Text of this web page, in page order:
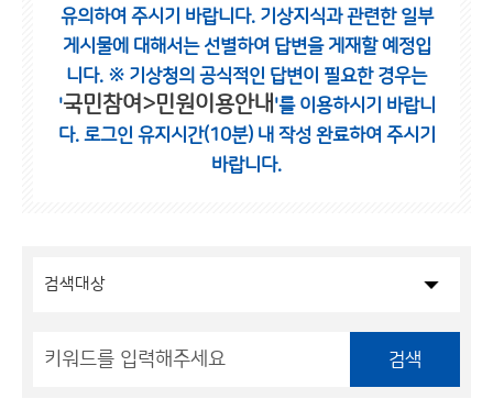
유의하여 주시기 바랍니다. 기상지식과 관련한 일부
게시물에 대해서는 선별하여 답변을 게재할 예정입
니다. ※ 기상청의 공식적인 답변이 필요한 경우는
'국민참여>민원이용안내 '를 이용하시기 바랍니
다. 로그인 유지시간(10분) 내 작성 완료하여 주시기
바랍니다.
검색